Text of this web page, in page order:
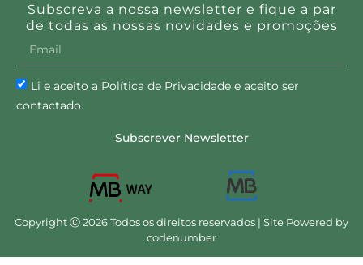
Subscreva a nossa newsletter e fique a par
de todas as nossas novidades e promoções
Li e aceito a Política de Privacidade e aceito ser
contactado.
Subscrever Newsletter
Copyright Ⓒ 2026 Todos os direitos reservados | Site Powered by
codenumber